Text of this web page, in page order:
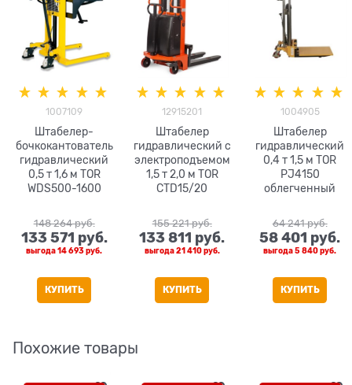
1007109
Штабелер-
бочкокантователь
гидравлический
0,5 т 1,6 м TOR
WDS500-1600
148 264 руб.
133 571 руб.
выгода14 693 руб.
КУПИТЬ
12915201
Штабелер
гидравлический с
электроподъемом
1,5 т 2,0 м TOR
CTD15/20
155 221 руб.
133 811 руб.
выгода21 410 руб.
КУПИТЬ
1004905
Штабелер
гидравлический
0,4 т 1,5 м TOR
PJ4150
облегченный
64 241 руб.
58 401 руб.
выгода5 840 руб.
КУПИТЬ
Похожие товары